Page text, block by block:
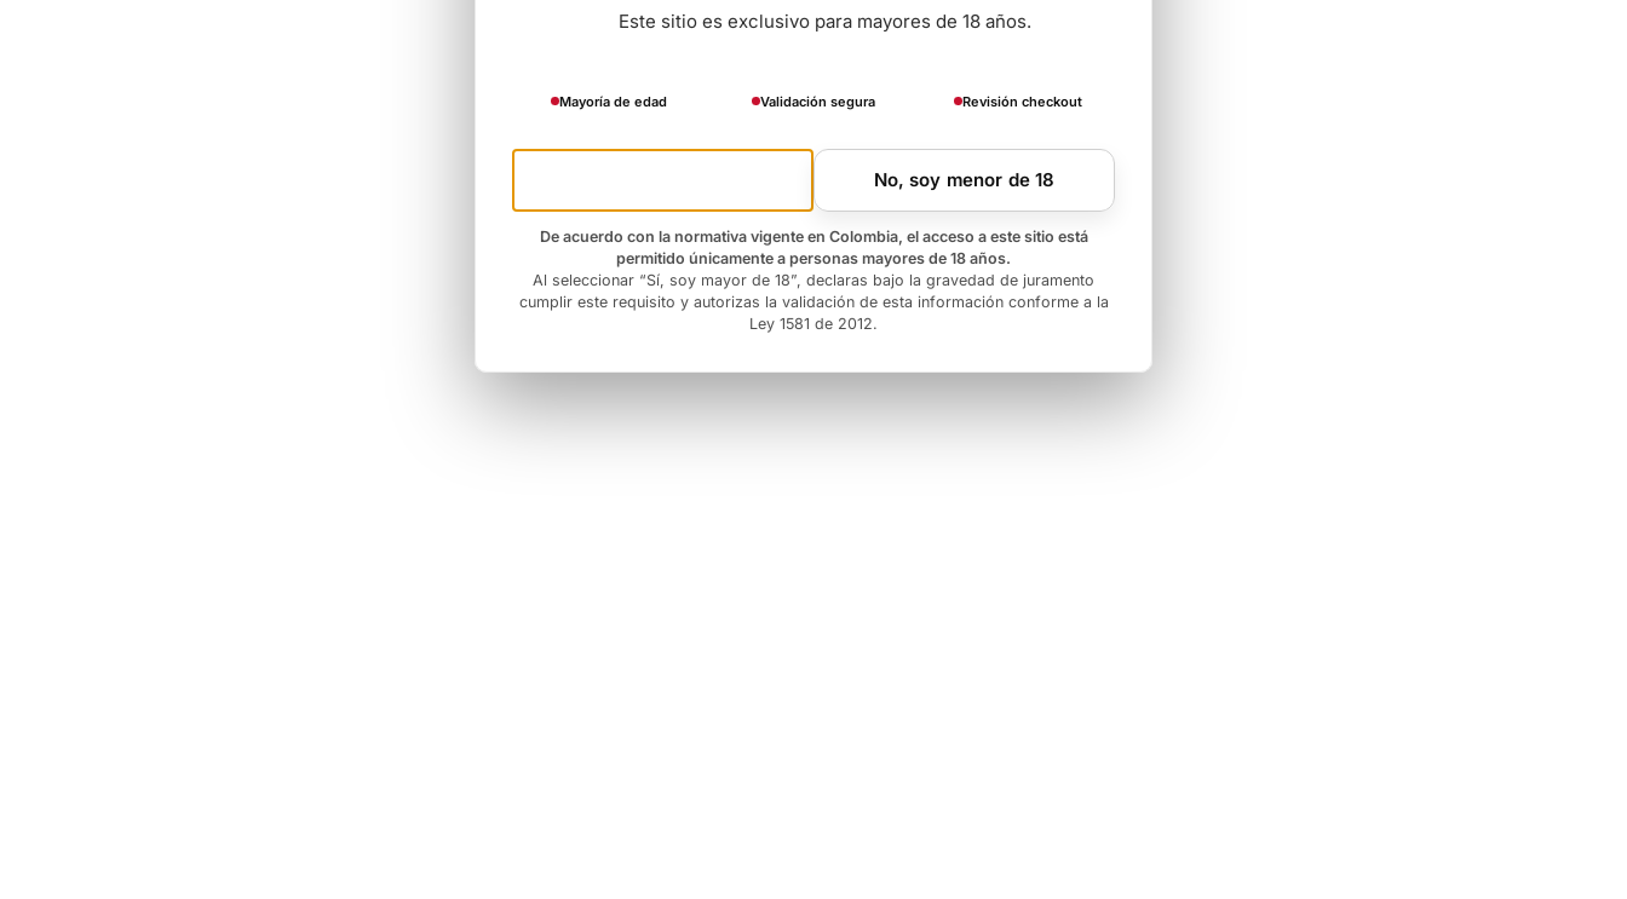
Este sitio es exclusivo para mayores de 18 años.
Mayoría de edad Validación segura Revisión checkout
No, soy menor de 18
De acuerdo con la normativa vigente en Colombia, el acceso a este sitio está
permitido únicamente a personas mayores de 18 años.
Al seleccionar “Sí, soy mayor de 18”, declaras bajo la gravedad de juramento
cumplir este requisito y autorizas la validación de esta información conforme a la
Ley 1581 de 2012.